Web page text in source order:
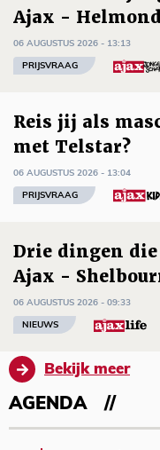
Ajax -
06 AUGUSTUS 2026 - 13:13
PRIJSVRAAG
Reis jij als
met Telstar?
06 AUGUSTUS 2026 - 13:04
PRIJSVRAAG
Drie dingen
Ajax -
06 AUGUSTUS 2026 - 09:33
NIEUWS
Bekijk meer
AGENDA